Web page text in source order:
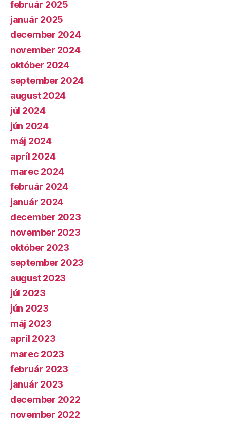
február 2025
január 2025
december 2024
november 2024
október 2024
september 2024
august 2024
júl 2024
jún 2024
máj 2024
apríl 2024
marec 2024
február 2024
január 2024
december 2023
november 2023
október 2023
september 2023
august 2023
júl 2023
jún 2023
máj 2023
apríl 2023
marec 2023
február 2023
január 2023
december 2022
november 2022